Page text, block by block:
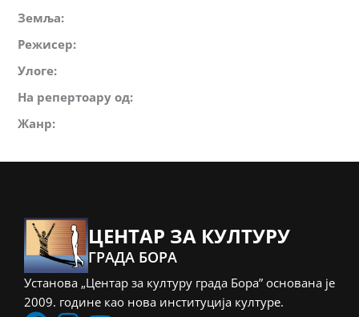
Земља:
Режисер:
Улоге:
На репертоару од:
Жанр:
ЦЕНТАР ЗА КУЛТУРУ
ГРАДА БОРА
Установа „Центар за културу града Бора” основана је
2009. године као нова институција културе.